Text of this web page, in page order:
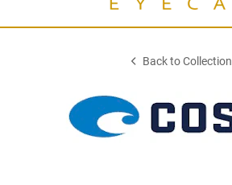
Back to Collection